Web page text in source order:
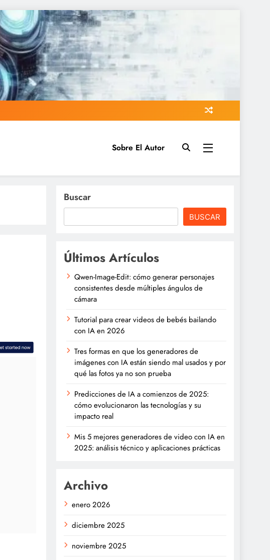
Sobre El Autor
Buscar
BUSCAR
Últimos Artículos
Qwen-Image-Edit: cómo generar personajes
consistentes desde múltiples ángulos de
cámara
Tutorial para crear videos de bebés bailando
con IA en 2026
Tres formas en que los generadores de
imágenes con IA están siendo mal usados y por
qué las fotos ya no son prueba
Predicciones de IA a comienzos de 2025:
cómo evolucionaron las tecnologías y su
impacto real
Mis 5 mejores generadores de video con IA en
2025: análisis técnico y aplicaciones prácticas
Archivo
enero 2026
diciembre 2025
noviembre 2025